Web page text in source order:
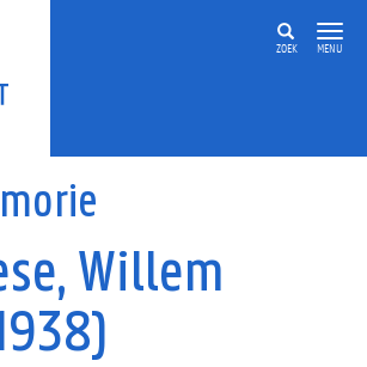
ZOEK MENU
Willem